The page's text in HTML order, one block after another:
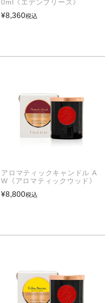
0ml《エデンブリーズ》
¥8,360税込
アロマティックキャンドル A
W《アロマティックウッド》
¥8,800税込